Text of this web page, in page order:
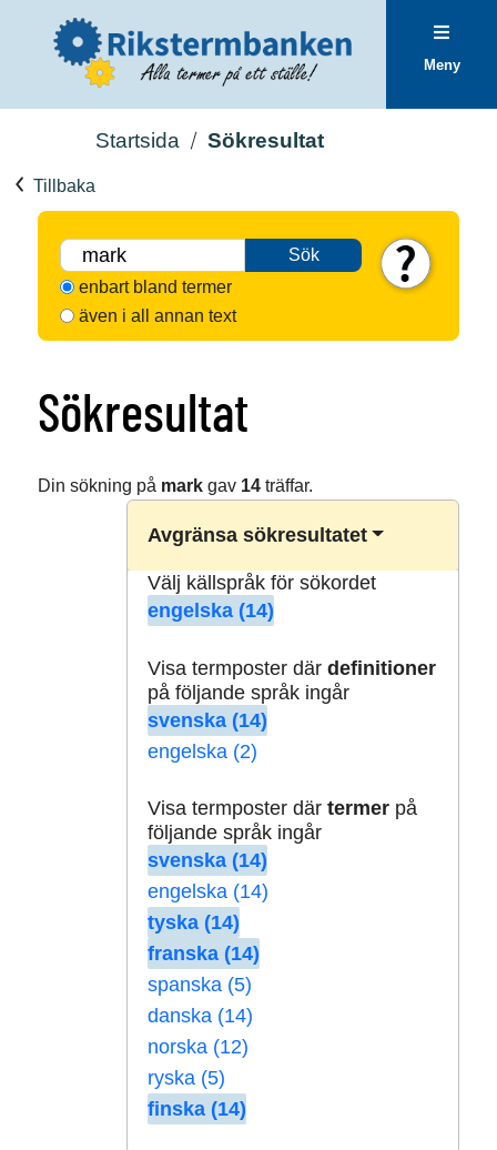
Meny
Startsida Sökresultat
Tillbaka
Sök
enbart bland termer
även i all annan text
Sökresultat
Din sökning på markgav 14träffar.
Avgränsa sökresultatet
Välj källspråk för sökordet
engelska (14)
Visa termposter där definitioner
på följande språk ingår
svenska (14)
engelska (2)
Visa termposter där termerpå
följande språk ingår
svenska (14)
engelska (14)
tyska (14)
franska (14)
spanska (5)
danska (14)
norska (12)
ryska (5)
finska (14)